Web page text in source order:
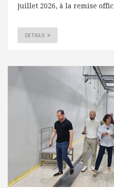
juillet 2026, à la remise
DETAILS